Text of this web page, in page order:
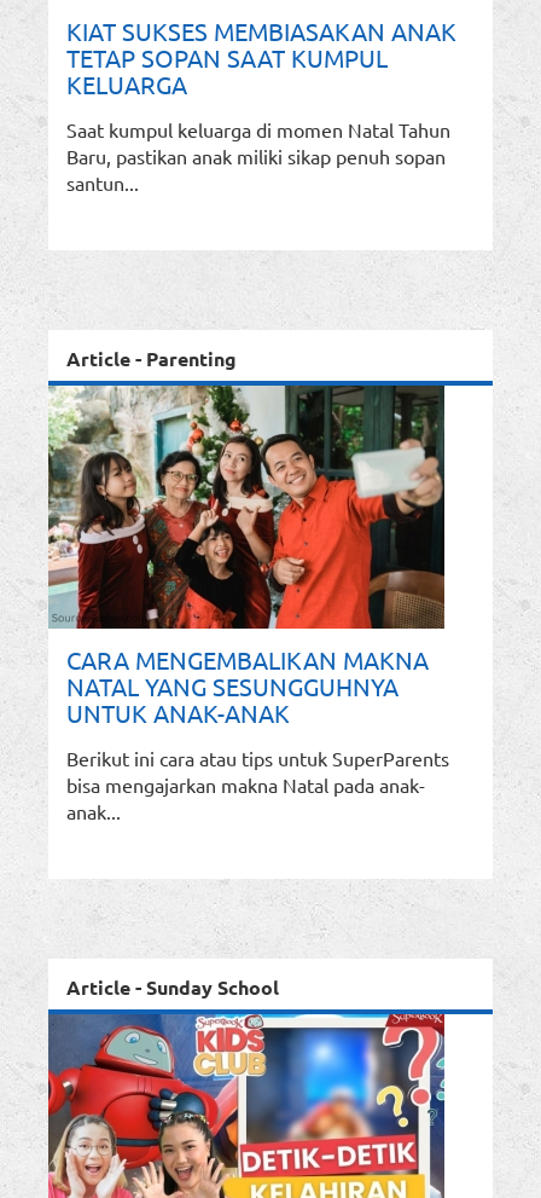
KIAT SUKSES MEMBIASAKAN ANAK
TETAP SOPAN SAAT KUMPUL
KELUARGA
Saat kumpul keluarga di momen Natal Tahun
Baru, pastikan anak miliki sikap penuh sopan
santun...
Article - Parenting
CARA MENGEMBALIKAN MAKNA
NATAL YANG SESUNGGUHNYA
UNTUK ANAK-ANAK
Berikut ini cara atau tips untuk SuperParents
bisa mengajarkan makna Natal pada anak-
anak...
Article - Sunday School